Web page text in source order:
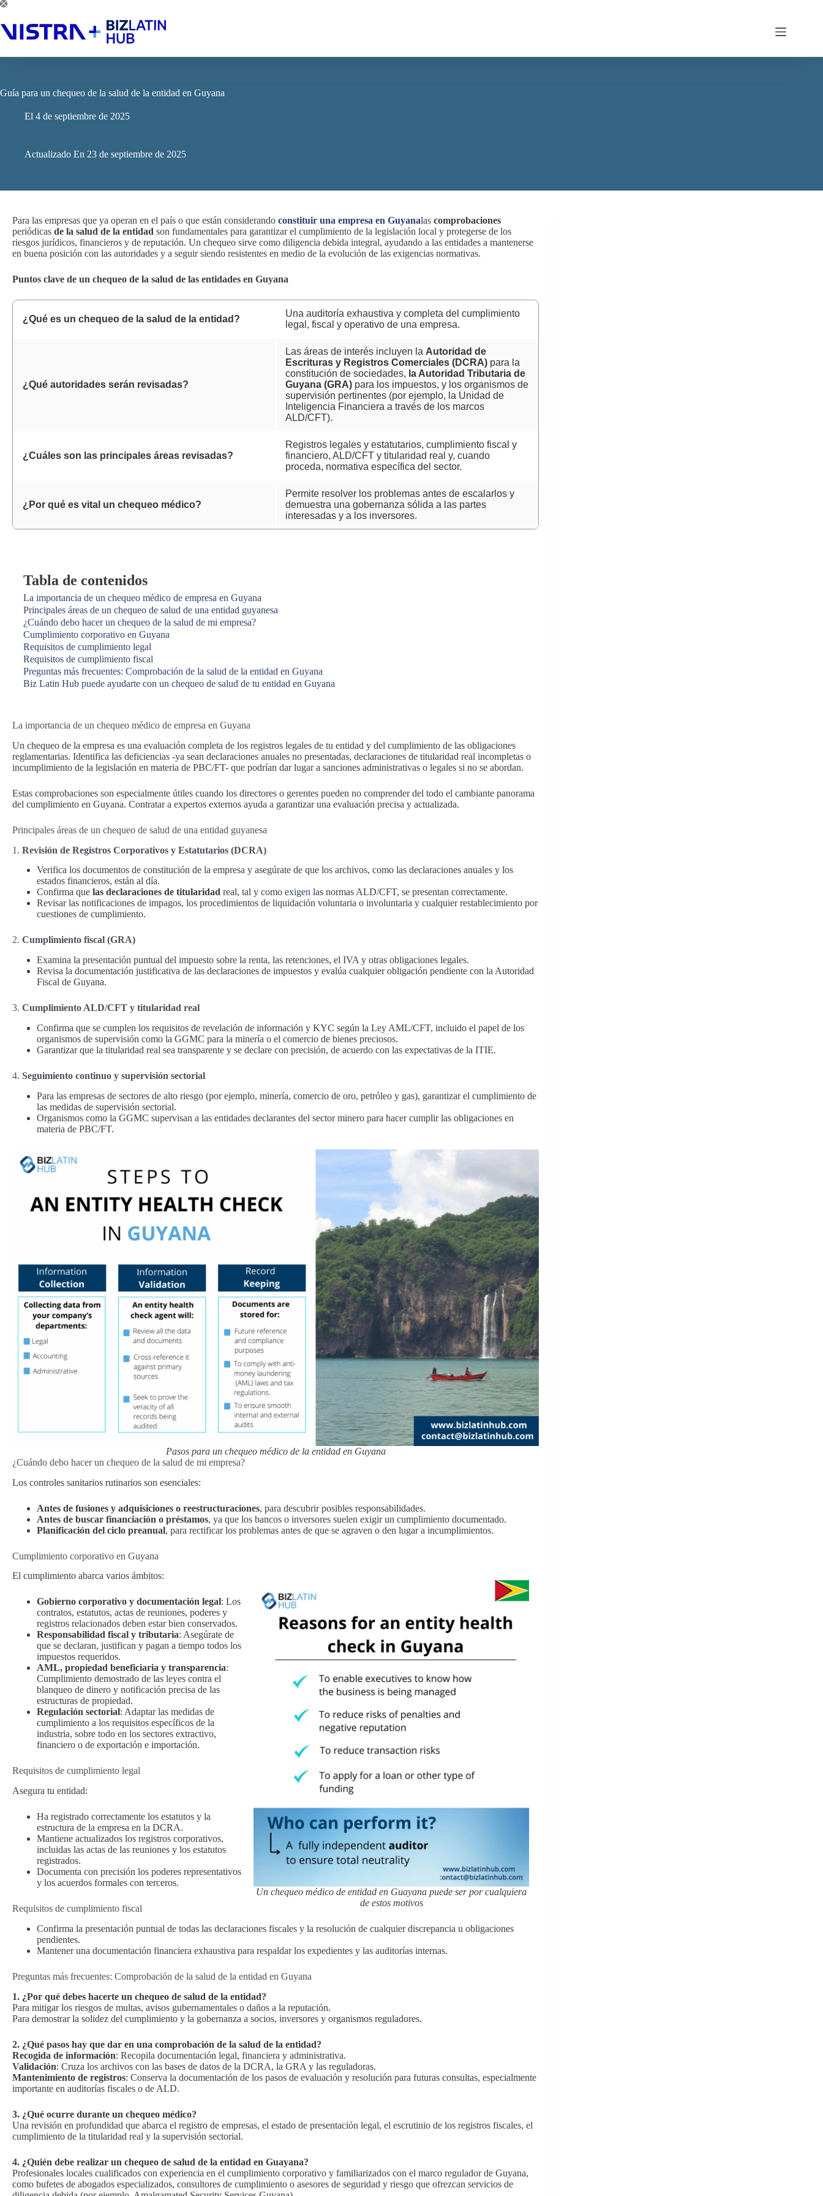
Saltar
contenido
Guía para un chequeo de la salud de la entidad en Guyana
El 4 de septiembre de 2025
Actualizado En 23 de septiembre de 2025
Para las empresas que ya operan en el país o que están considerando constituir una empresa en Guyanalas comprobaciones
periódicas de la salud de la entidad son fundamentales para garantizar el cumplimiento de la legislación local y protegerse de los
riesgos jurídicos, financieros y de reputación. Un chequeo sirve como diligencia debida integral, ayudando a las entidades a mantenerse
en buena posición con las autoridades y a seguir siendo resistentes en medio de la evolución de las exigencias normativas.
Puntos clave de un chequeo de la salud de las entidades en Guyana
¿Qué es un chequeo de la salud de la entidad?
Una auditoría exhaustiva y completa del cumplimiento
legal, fiscal y operativo de una empresa.
¿Qué autoridades serán revisadas?
Las áreas de interés incluyen la Autoridad de
Escrituras y Registros Comerciales (DCRA) para la
constitución de sociedades, la Autoridad Tributaria de
Guyana (GRA) para los impuestos, y los organismos de
supervisión pertinentes (por ejemplo, la Unidad de
Inteligencia Financiera a través de los marcos
ALD/CFT).
¿Cuáles son las principales áreas revisadas?
Registros legales y estatutarios, cumplimiento fiscal y
financiero, ALD/CFT y titularidad real y, cuando
proceda, normativa específica del sector.
¿Por qué es vital un chequeo médico?
Permite resolver los problemas antes de escalarlos y
demuestra una gobernanza sólida a las partes
interesadas y a los inversores.
Tabla de contenidos
La importancia de un chequeo médico de empresa en Guyana
Principales áreas de un chequeo de salud de una entidad guyanesa
¿Cuándo debo hacer un chequeo de la salud de mi empresa?
Cumplimiento corporativo en Guyana
Requisitos de cumplimiento legal
Requisitos de cumplimiento fiscal
Preguntas más frecuentes: Comprobación de la salud de la entidad en Guyana
Biz Latin Hub puede ayudarte con un chequeo de salud de tu entidad en Guyana
La importancia de un chequeo médico de empresa en Guyana
Un chequeo de la empresa es una evaluación completa de los registros legales de tu entidad y del cumplimiento de las obligaciones
reglamentarias. Identifica las deficiencias -ya sean declaraciones anuales no presentadas, declaraciones de titularidad real incompletas o
incumplimiento de la legislación en materia de PBC/FT- que podrían dar lugar a sanciones administrativas o legales si no se abordan.
Estas comprobaciones son especialmente útiles cuando los directores o gerentes pueden no comprender del todo el cambiante panorama
del cumplimiento en Guyana. Contratar a expertos externos ayuda a garantizar una evaluación precisa y actualizada.
Principales áreas de un chequeo de salud de una entidad guyanesa
1. Revisión de Registros Corporativos y Estatutarios (DCRA)
Verifica los documentos de constitución de la empresa y asegúrate de que los archivos, como las declaraciones anuales y los
estados financieros, están al día.
Confirma que las declaraciones de titularidad real, tal y como exigen las normas ALD/CFT, se presentan correctamente.
Revisar las notificaciones de impagos, los procedimientos de liquidación voluntaria o involuntaria y cualquier restablecimiento por
cuestiones de cumplimiento.
2. Cumplimiento fiscal (GRA)
Examina la presentación puntual del impuesto sobre la renta, las retenciones, el IVA y otras obligaciones legales.
Revisa la documentación justificativa de las declaraciones de impuestos y evalúa cualquier obligación pendiente con la Autoridad
Fiscal de Guyana.
3. Cumplimiento ALD/CFT y titularidad real
Confirma que se cumplen los requisitos de revelación de información y KYC según la Ley AML/CFT, incluido el papel de los
organismos de supervisión como la GGMC para la minería o el comercio de bienes preciosos.
Garantizar que la titularidad real sea transparente y se declare con precisión, de acuerdo con las expectativas de la ITIE.
4. Seguimiento continuo y supervisión sectorial
Para las empresas de sectores de alto riesgo (por ejemplo, minería, comercio de oro, petróleo y gas), garantizar el cumplimiento de
las medidas de supervisión sectorial.
Organismos como la GGMC supervisan a las entidades declarantes del sector minero para hacer cumplir las obligaciones en
materia de PBC/FT.
Pasos para un chequeo médico de la entidad en Guyana
¿Cuándo debo hacer un chequeo de la salud de mi empresa?
Los controles sanitarios rutinarios son esenciales:
Antes de fusiones y adquisiciones o reestructuraciones, para descubrir posibles responsabilidades.
Antes de buscar financiación o préstamos, ya que los bancos o inversores suelen exigir un cumplimiento documentado.
Planificación del ciclo preanual, para rectificar los problemas antes de que se agraven o den lugar a incumplimientos.
Cumplimiento corporativo en Guyana
Un chequeo médico de entidad en Guayana puede ser por cualquiera
de estos motivos
El cumplimiento abarca varios ámbitos:
Gobierno corporativo y documentación legal: Los
contratos, estatutos, actas de reuniones, poderes y
registros relacionados deben estar bien conservados.
Responsabilidad fiscal y tributaria: Asegúrate de
que se declaran, justifican y pagan a tiempo todos los
impuestos requeridos.
AML, propiedad beneficiaria y transparencia:
Cumplimiento demostrado de las leyes contra el
blanqueo de dinero y notificación precisa de las
estructuras de propiedad.
Regulación sectorial: Adaptar las medidas de
cumplimiento a los requisitos específicos de la
industria, sobre todo en los sectores extractivo,
financiero o de exportación e importación.
Requisitos de cumplimiento legal
Asegura tu entidad:
Ha registrado correctamente los estatutos y la
estructura de la empresa en la DCRA.
Mantiene actualizados los registros corporativos,
incluidas las actas de las reuniones y los estatutos
registrados.
Documenta con precisión los poderes representativos
y los acuerdos formales con terceros.
Requisitos de cumplimiento fiscal
Confirma la presentación puntual de todas las declaraciones fiscales y la resolución de cualquier discrepancia u obligaciones
pendientes.
Mantener una documentación financiera exhaustiva para respaldar los expedientes y las auditorías internas.
Preguntas más frecuentes: Comprobación de la salud de la entidad en Guyana
1. ¿Por qué debes hacerte un chequeo de salud de la entidad?
Para mitigar los riesgos de multas, avisos gubernamentales o daños a la reputación.
Para demostrar la solidez del cumplimiento y la gobernanza a socios, inversores y organismos reguladores.
2. ¿Qué pasos hay que dar en una comprobación de la salud de la entidad?
Recogida de información: Recopila documentación legal, financiera y administrativa.
Validación: Cruza los archivos con las bases de datos de la DCRA, la GRA y las reguladoras.
Mantenimiento de registros: Conserva la documentación de los pasos de evaluación y resolución para futuras consultas, especialmente
importante en auditorías fiscales o de ALD.
3. ¿Qué ocurre durante un chequeo médico?
Una revisión en profundidad que abarca el registro de empresas, el estado de presentación legal, el escrutinio de los registros fiscales, el
cumplimiento de la titularidad real y la supervisión sectorial.
4. ¿Quién debe realizar un chequeo de salud de la entidad en Guayana?
Profesionales locales cualificados con experiencia en el cumplimiento corporativo y familiarizados con el marco regulador de Guyana,
como bufetes de abogados especializados, consultores de cumplimiento o asesores de seguridad y riesgo que ofrezcan servicios de